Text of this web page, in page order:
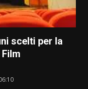
scelti per la